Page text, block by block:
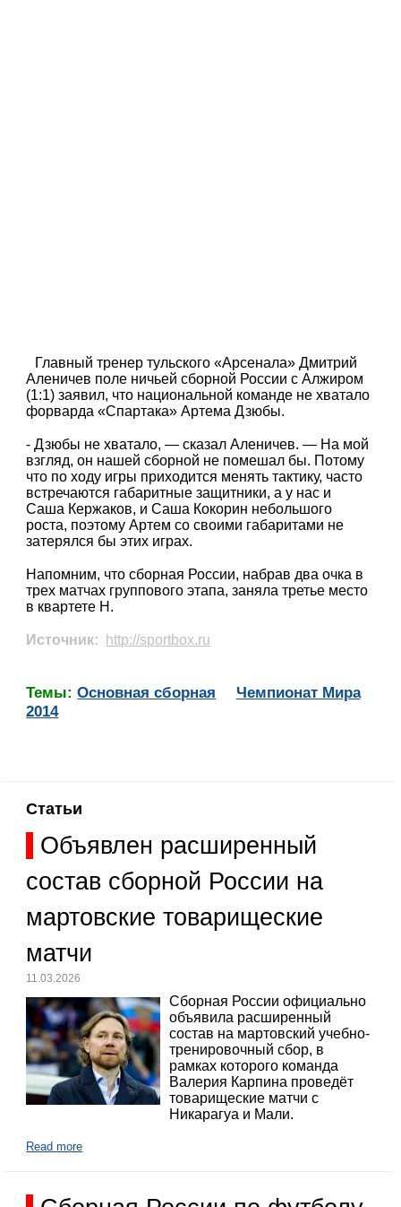
Главный тренер тульского «Арсенала» Дмитрий
Аленичев поле ничьей сборной России с Алжиром
(1:1) заявил, что национальной команде не хватало
форварда «Спартака» Артема Дзюбы.
- Дзюбы не хватало, — сказал Аленичев. — На мой
взгляд, он нашей сборной не помешал бы. Потому
что по ходу игры приходится менять тактику, часто
встречаются габаритные защитники, а у нас и
Саша Кержаков, и Саша Кокорин небольшого
роста, поэтому Артем со своими габаритами не
затерялся бы этих играх.
Напомним, что сборная России, набрав два очка в
трех матчах группового этапа, заняла третье место
в квартете H.
Источник: http://sportbox.ru
Темы:Основная сборная
Чемпионат Мира
2014
Статьи
Объявлен расширенный
состав сборной России на
мартовские товарищеские
матчи
11.03.2026
Сборная России официально
объявила расширенный
состав на мартовский учебно-
тренировочный сбор, в
рамках которого команда
Валерия Карпина проведёт
товарищеские матчи с
Никарагуа и Мали.
Read more